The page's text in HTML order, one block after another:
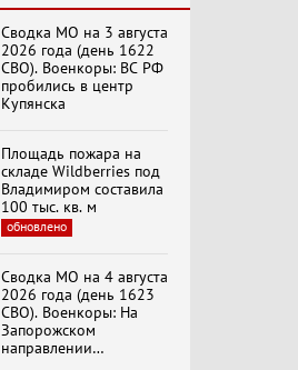
Хук слева:
«Додоговаривались...»
(11.06.2026)
Бренды Советской
эпохи "Гжель"
«Изменимся или
вымрем»
К ГРАЖДАНАМ
Сводка МО на 3 августа
2026 года (день 1622
СВО). Военкоры: ВС РФ
пробились в центр
Купянска
Площадь пожара на
складе Wildberries под
Владимиром составила
100 тыс. кв. м
обновлено
Сводка МО на 4 августа
2026 года (день 1623
СВО). Военкоры: На
Запорожском
направлении